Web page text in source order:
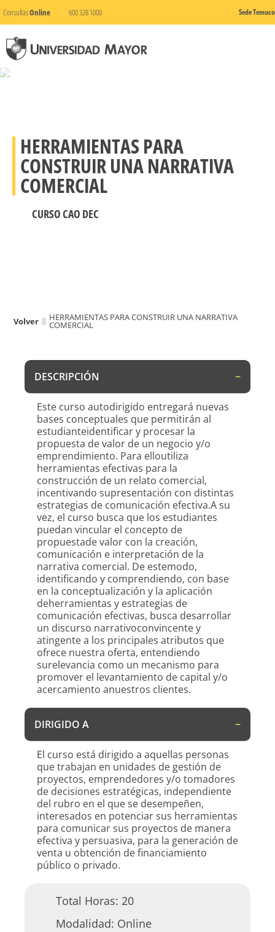
ConsultasOnline 600 328 1000 Sede Temuco
HERRAMIENTAS PARA
CONSTRUIR UNA NARRATIVA
COMERCIAL
CURSO CAO DEC
Volver HERRAMIENTAS PARA CONSTRUIR UNA NARRATIVA
COMERCIAL
DESCRIPCIÓN
Este curso autodirigido entregará nuevas
bases conceptuales que permitirán al
estudianteidentificar y procesar la
propuesta de valor de un negocio y/o
emprendimiento. Para elloutiliza
herramientas efectivas para la
construcción de un relato comercial,
incentivando supresentación con distintas
estrategias de comunicación efectiva.A su
vez, el curso busca que los estudiantes
puedan vincular el concepto de
propuestade valor con la creación,
comunicación e interpretación de la
narrativa comercial. De estemodo,
identificando y comprendiendo, con base
en la conceptualización y la aplicación
deherramientas y estrategias de
comunicación efectivas, busca desarrollar
un discurso narrativoconvincente y
atingente a los principales atributos que
ofrece nuestra oferta, entendiendo
surelevancia como un mecanismo para
promover el levantamiento de capital y/o
acercamiento anuestros clientes.
DIRIGIDO A
El curso está dirigido a aquellas personas
que trabajan en unidades de gestión de
proyectos, emprendedores y/o tomadores
de decisiones estratégicas, independiente
del rubro en el que se desempeñen,
interesados en potenciar sus herramientas
para comunicar sus proyectos de manera
efectiva y persuasiva, para la generación de
venta u obtención de financiamiento
público o privado.
Total Horas: 20
Modalidad: Online